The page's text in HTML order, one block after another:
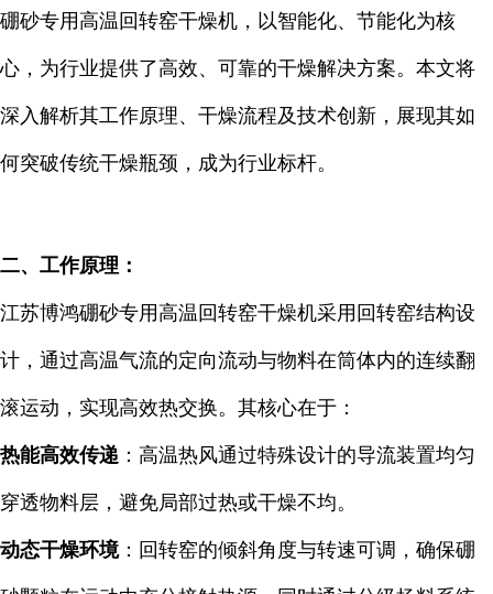
硼砂专用高温回转窑干燥机，以智能化、节能化为核
心，为行业提供了高效、可靠的干燥解决方案。本文将
深入解析其工作原理、干燥流程及技术创新，展现其如
何突破传统干燥瓶颈，成为行业标杆。
二、工作原理：
江苏博鸿硼砂专用高温回转窑干燥机采用回转窑结构设
计，通过高温气流的定向流动与物料在筒体内的连续翻
滚运动，实现高效热交换。其核心在于：
热能高效传递 ：高温热风通过特殊设计的导流装置均匀
穿透物料层，避免局部过热或干燥不均。
动态干燥环境：回转窑的倾斜角度与转速可调，确保硼